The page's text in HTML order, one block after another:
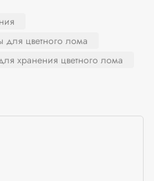
для цветного лома
хранения цветного лома